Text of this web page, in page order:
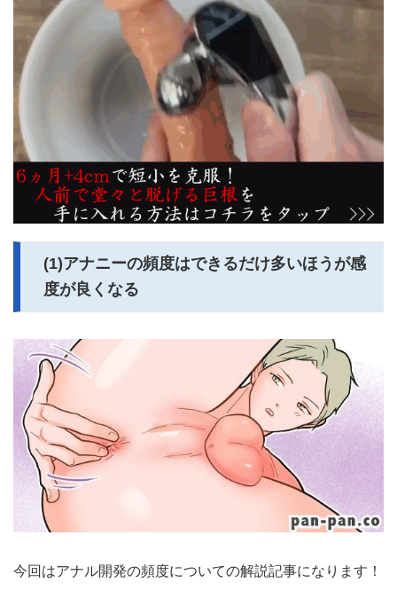
(1)アナニーの頻度はできるだけ多いほうが感
度が良くなる
今回はアナル開発の頻度についての解説記事になります！